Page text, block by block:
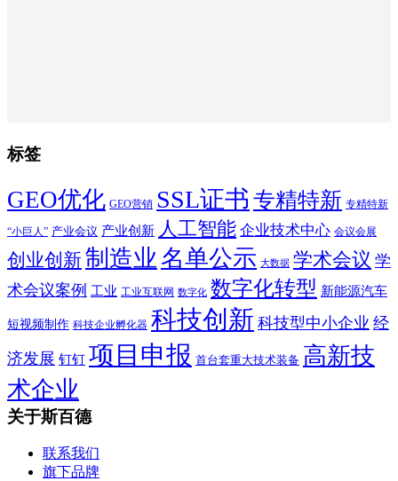
标签
GEO优化 GEO营销 SSL证书 专精特新 专精特新
“小巨人” 产业会议 产业创新 人工智能 企业技术中心 会议会展
创业创新制造业 名单公示 大数据 学术会议 学
术会议案例 工业 工业互联网 数字化 数字化转型 新能源汽车
短视频制作 科技企业孵化器 科技创新 科技型中小企业 经
济发展 钉钉 项目申报 首台套重大技术装备 高新技
术企业
关于斯百德
联系我们
旗下品牌